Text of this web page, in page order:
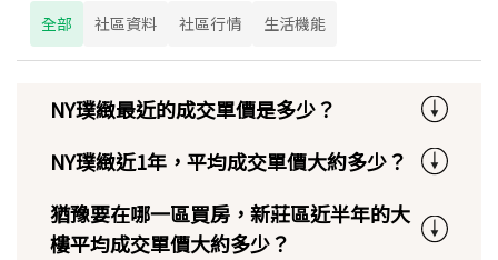
全部 社區資料 社區行情 生活機能
NY璞緻最近的成交單價是多少？
NY璞緻近1年，平均成交單價大約多少？
猶豫要在哪一區買房，新莊區近半年的大
樓平均成交單價大約多少？